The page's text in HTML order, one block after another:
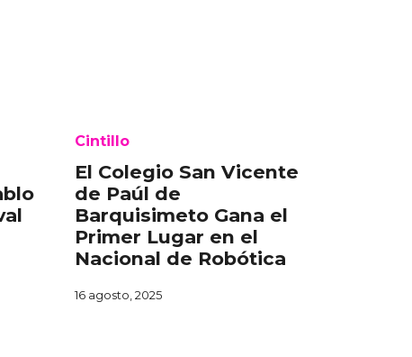
Cintillo
El Colegio San Vicente
de Paúl de
Barquisimeto Gana el
Primer Lugar en el
Nacional de Robótica
16 agosto, 2025